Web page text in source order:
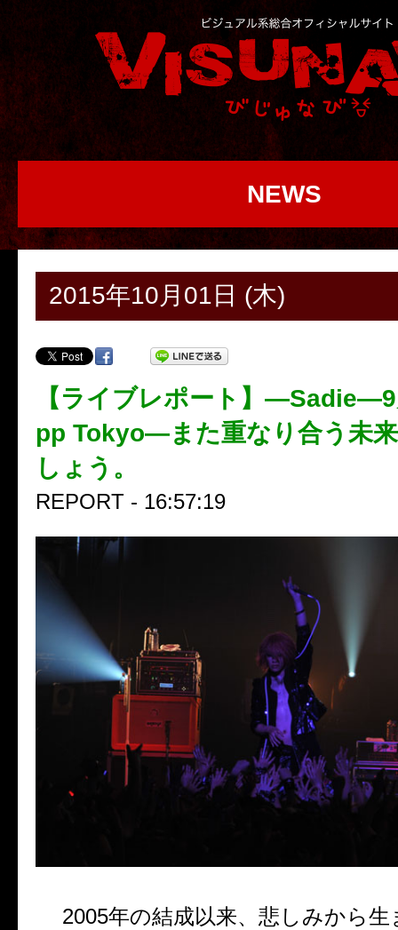
NEWS
2015年10月01日 (木)
【ライブレポート】
pp Tokyo—また重なり合う未
しょう。
REPORT - 16:57:19
2005年の結成以来、悲しみから生